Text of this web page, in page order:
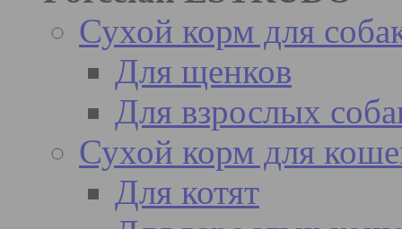
Сухой корм для
Для щенков
Для взрослых
Сухой корм для
Для котят